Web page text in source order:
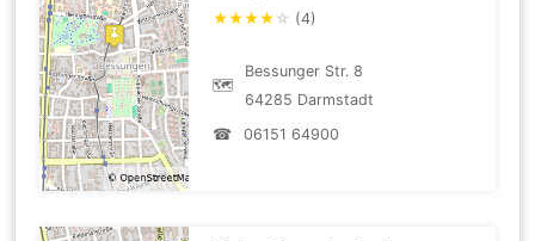
★★★★ ☆ (4)
🗺
Bessunger Str. 8
64285 Darmstadt
☎
06151 64900